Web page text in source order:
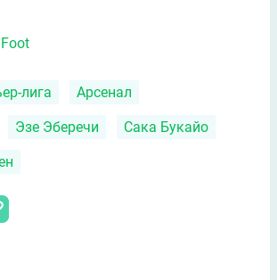
лига Арсенал
Эзе Эберечи Сака Букайо